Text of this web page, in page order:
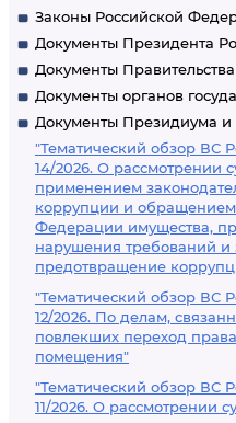
Законы Российской
Документы Президента
Документы
Документы органов
Документы Президиума
"Тематический обзор ВС
14/2026. О рассмотрении
применением
коррупции и обращением
Федерации имущества,
нарушения требований и
предотвращение
"Тематический обзор ВС
12/2026. По делам,
повлекших переход
помещения"
"Тематический обзор ВС
11/2026. О рассмотрении